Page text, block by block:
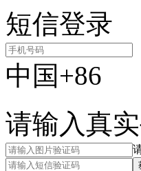
短信登录
中国+86
请输入真